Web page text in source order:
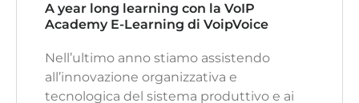
A year long learning con la VoIP
Academy E-Learning di VoipVoice
Nell’ultimo anno stiamo assistendo
all’innovazione organizzativa e
tecnologica del sistema produttivo e ai